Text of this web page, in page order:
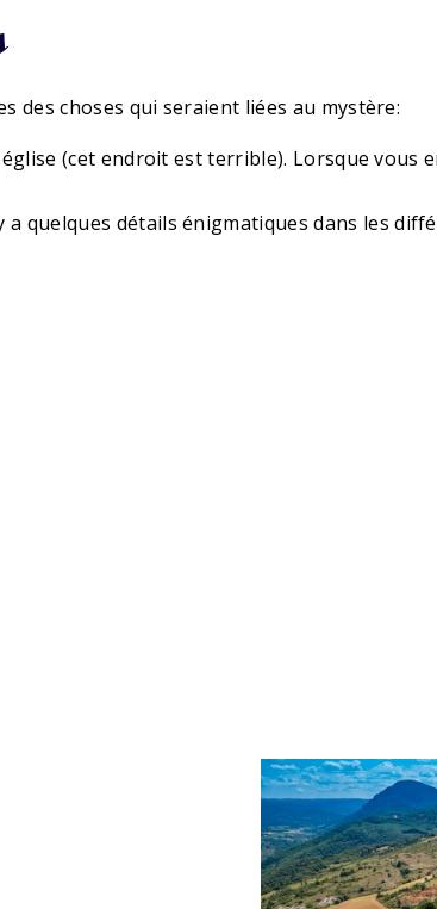
des choses qui seraient liées au mystère:
(cet endroit est terrible). Lorsque vous
quelques détails énigmatiques dans les